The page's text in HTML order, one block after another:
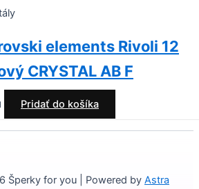
elements Rivoli 12
CRYSTAL AB F
Pridať do košíka
Šperky for you | Powered by Astra